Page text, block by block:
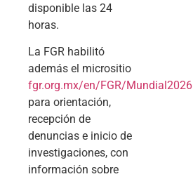
disponible las 24
horas.
La FGR habilitó
además el micrositio
fgr.org.mx/en/FGR/Mundial2026
para orientación,
recepción de
denuncias e inicio de
investigaciones, con
información sobre